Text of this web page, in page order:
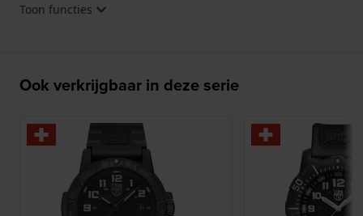
Toon functies
Ook verkrijgbaar in deze serie